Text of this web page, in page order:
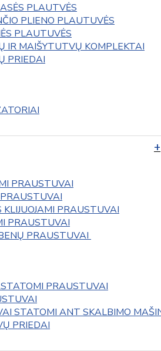
PLAUTVĖS
PLIENO PLAUTUVĖS
PLAUTUVĖS
IR MAIŠYTUTVŲ KOMPLEKTAI
PRIEDAI
PRAUSTUVAI
KLIJUOJAMI PRAUSTUVAI
PRAUSTUVAI
PRAUSTUVAI
PRAUSTUVAI
STATOMI ANT SKALBIMO
PRIEDAI